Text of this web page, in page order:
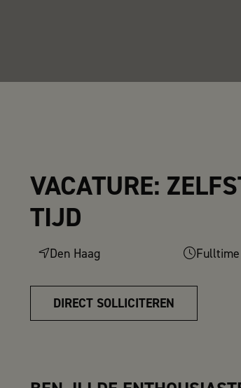
VACATURE:
TIJD
Den Haag
DIRECT SOLLICITEREN